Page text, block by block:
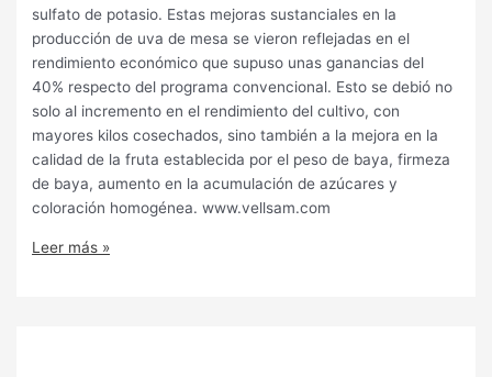
sulfato de potasio. Estas mejoras sustanciales en la
producción de uva de mesa se vieron reflejadas en el
rendimiento económico que supuso unas ganancias del
40% respecto del programa convencional. Esto se debió no
solo al incremento en el rendimiento del cultivo, con
mayores kilos cosechados, sino también a la mejora en la
calidad de la fruta establecida por el peso de baya, firmeza
de baya, aumento en la acumulación de azúcares y
coloración homogénea. www.vellsam.com
Leer más »